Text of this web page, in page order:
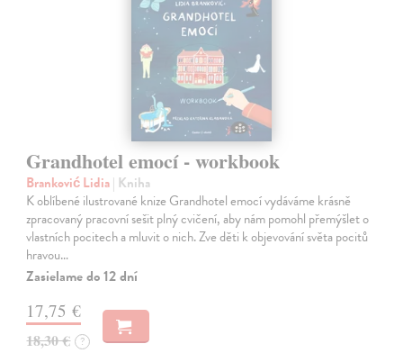
Grandhotel emocí - workbook
Branković Lidia| Kniha
K oblíbené ilustrované knize Grandhotel emocí vydáváme krásně
zpracovaný pracovní sešit plný cvičení, aby nám pomohl přemýšlet o
vlastních pocitech a mluvit o nich. Zve děti k objevování světa pocitů
hravou…
Zasielame do 12 dní
17,75 €
18,30 € ?